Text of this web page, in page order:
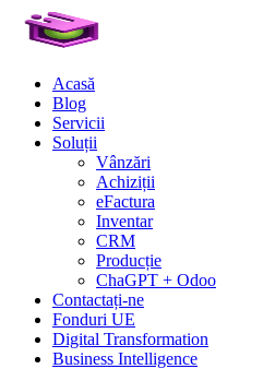
Acasă
Blog
Servicii
Soluții
Vânzări
Achiziții
eFactura
Inventar
CRM
Producție
ChaGPT + Odoo
Contactați-ne
Fonduri UE
Digital Transformation
Business Intelligence